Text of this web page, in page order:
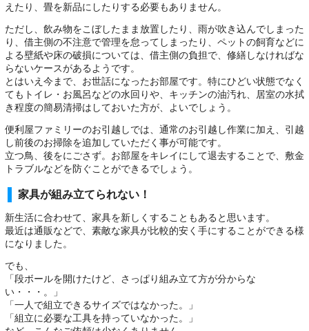
えたり、畳を新品にしたりする必要もありません。
ただし、飲み物をこぼしたまま放置したり、雨が吹き込んでしまった
り、借主側の不注意で管理を怠ってしまったり、ペットの飼育などに
よる壁紙や床の破損については、借主側の負担で、修繕しなければな
らないケースがあるようです。
とはいえ今まで、お世話になったお部屋です。特にひどい状態でなく
てもトイレ・お風呂などの水回りや、キッチンの油汚れ、居室の水拭
き程度の簡易清掃はしておいた方が、よいでしょう。
便利屋ファミリーのお引越しでは、通常のお引越し作業に加え、引越
し前後のお掃除を追加していただく事が可能です。
立つ鳥、後をにごさず。お部屋をキレイにして退去することで、敷金
トラブルなどを防ぐことができるでしょう。
家具が組み立てられない！
新生活に合わせて、家具を新しくすることもあると思います。
最近は通販などで、素敵な家具が比較的安く手にすることができる様
になりました。
でも、
「段ボールを開けたけど、さっぱり組み立て方が分からな
い・・・。」
「一人で組立できるサイズではなかった。」
「組立に必要な工具を持っていなかった。」